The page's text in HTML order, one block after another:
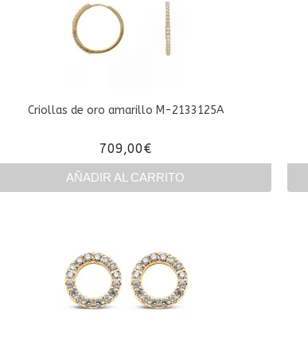
Criollas de oro amarillo M-2133125A
709,00€
AÑADIR AL CARRITO